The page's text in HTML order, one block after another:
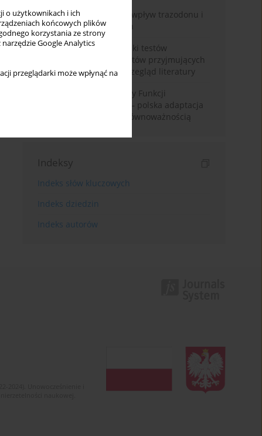
o użytkownikach i ich
końcowych plików
korzystania ze strony
Google Analytics
przeglądarki może wpłynąć na
Leczenie bezsenności – wpływ trazodonu i
leków nasennych na sen
Fałszywie dodatnie wyniki testów
narkotykowych u pacjentów przyjmujących
leki psychotropowe – przegląd literatury
Montrealska Skala Oceny Funkcji
Poznawczych MoCA 7.2.– polska adaptacja
metody i badania nad równoważnością
Indeksy
Indeks słów kluczowych
Indeks dziedzin
Indeks autorów